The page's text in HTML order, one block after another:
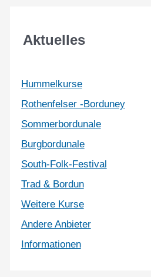
Aktuelles
Hummelkurse
Rothenfelser -Borduney
Sommerbordunale
Burgbordunale
South-Folk-Festival
Trad & Bordun
Weitere Kurse
Andere Anbieter
Informationen